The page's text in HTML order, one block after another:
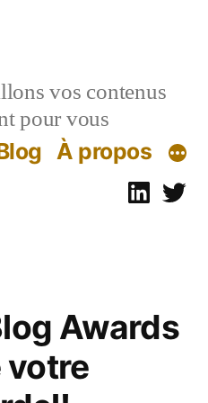
vos contenus
pour vous
À propos
Awards
votre